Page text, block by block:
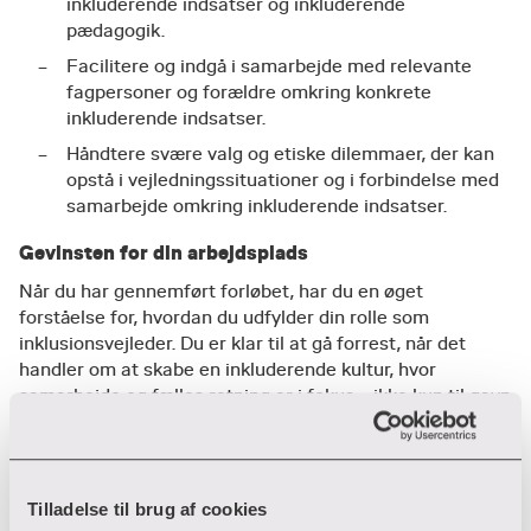
Tilladelse til brug af cookies
inkluderende indsatser og inkluderende
pædagogik.
Facilitere og indgå i samarbejde med relevante
fagpersoner og forældre omkring konkrete
inkluderende indsatser.
​Håndtere svære valg og etiske dilemmaer, der kan
opstå i vejledningssituationer og i forbindelse med
samarbejde omkring inkluderende indsatser.
Gevinsten for din arbejdsplads
Når du har gennemført forløbet, har du en øget
forståelse for, hvordan du udfylder din rolle som
inklusionsvejleder. Du er klar til at gå forrest, når det
handler om at skabe en inkluderende kultur, hvor
samarbejde og fælles retning er i fokus – ikke kun til gavn
for børnene eller de unge men også dine kolleger og de
forældre, som er tilknyttet skolen eller institutionen.